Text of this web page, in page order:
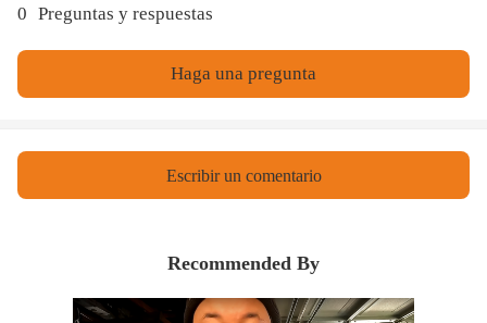
0 Preguntas y respuestas
Haga una pregunta
Escribir un comentario
Recommended By